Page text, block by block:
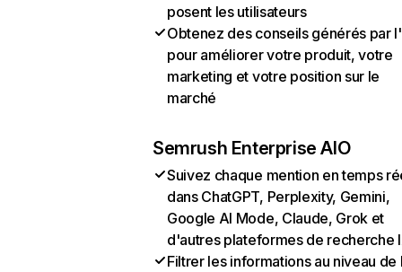
posent les utilisateurs
Obtenez des conseils générés par
pour améliorer votre produit, votre
marketing et votre position sur le
marché
Semrush Enterprise AIO
Suivez chaque mention en temps
dans ChatGPT, Perplexity, Gemini,
Google AI Mode, Claude, Grok et
d'autres plateformes de recherche
Filtrer les informations au niveau de